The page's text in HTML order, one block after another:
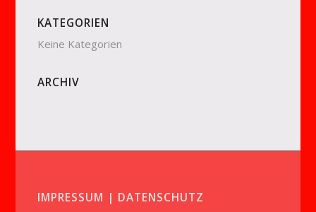
KATEGORIEN
Keine Kategorien
ARCHIV
IMPRESSUM | DATENSCHUTZ